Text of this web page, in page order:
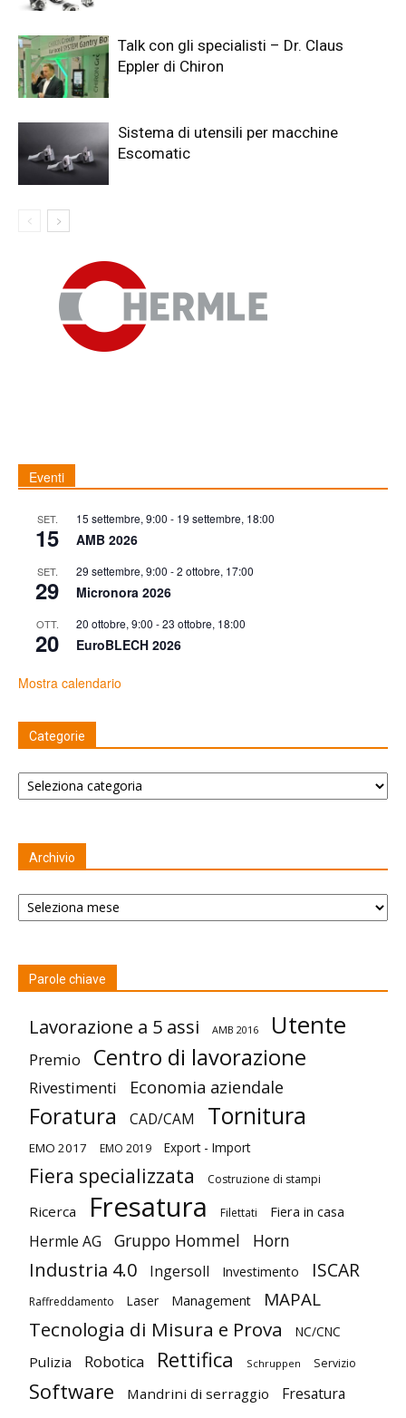
Talk con gli specialisti – Dr. Claus
Eppler di Chiron
Sistema di utensili per macchine
Escomatic
Eventi
SET.
15
15 settembre, 9:00 - 19 settembre, 18:00
AMB 2026
SET.
29
29 settembre, 9:00 -2 ottobre, 17:00
Micronora 2026
OTT.
20
20 ottobre, 9:00 -23 ottobre, 18:00
EuroBLECH 2026
Mostra calendario
Categorie
Categorie
Archivio
Archivio
Parole chiave
Lavorazione a 5 assi AMB 2016 Utente
Premio Centro di lavorazione
Rivestimenti Economia aziendale
Foratura CAD/CAM Tornitura
EMO 2017 EMO 2019 Export - Import
Fiera specializzata Costruzione di stampi
Ricerca Fresatura Filettati Fiera in casa
Hermle AG Gruppo Hommel Horn
Industria 4.0 Ingersoll Investimento ISCAR
Raffreddamento Laser Management MAPAL
Tecnologia di Misura e Prova NC/CNC
Pulizia Robotica Rettifica Schruppen Servizio
Software Mandrini di serraggio Fresatura